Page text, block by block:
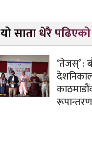
यो साता धेरै पढिएको
‘तेजस्’ :